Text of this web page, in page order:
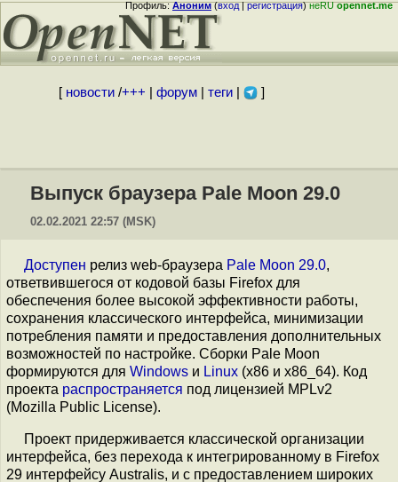
Профиль:Аноним(вход|регистрация)неRUopennet.me
[ новости/+++ форум| теги| ]
Выпуск браузера Pale Moon 29.0
02.02.2021 22:57 (MSK)
Доступен релиз web-браузера Pale Moon 29.0,
ответвившегося от кодовой базы Firefox для
обеспечения более высокой эффективности работы,
cохранения классического интерфейса, минимизации
потребления памяти и предоставления дополнительных
возможностей по настройке. Сборки Pale Moon
формируются для Windows и Linux (x86 и x86_64). Код
проекта распространяется под лицензией MPLv2
(Mozilla Public License).
Проект придерживается классической организации
интерфейса, без перехода к интегрированному в Firefox
29 интерфейсу Australis, и с предоставлением широких